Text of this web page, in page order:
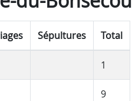
Sépultures Total
1
9